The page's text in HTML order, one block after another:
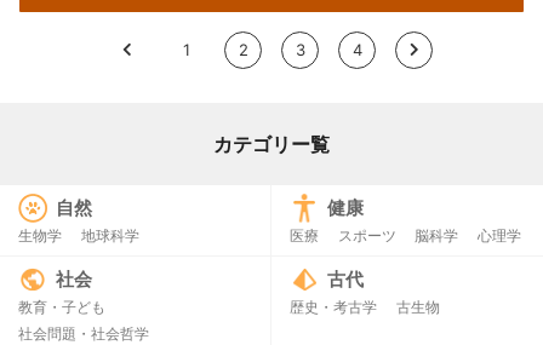
< 1 2 3 4 >
カテゴリー覧
自然
生物学 地球科学
健康
医療 スポーツ 脳科学 心理学
社会
教育・子ども
社会問題・社会哲学
古代
歴史・考古学 古生物